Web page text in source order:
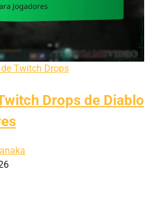
Twitch Drops
Drops de Diablo